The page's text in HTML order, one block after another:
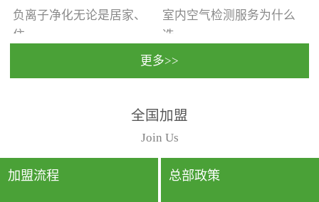
负离子净化无论是居家、
住...
动，人类长时间停留的室
内空间都有整体消毒的需
要。因为空间内人流携带
的、空气...
室内空气检测服务为什么
选...
行国家规定的标准检测方
法，空气采样量准确，检
测结果可靠，远胜于其他
检测...
更多>>
全国加盟
Join Us
加盟流程 总部政策